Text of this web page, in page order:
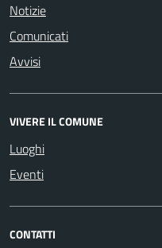
Notizie
Comunicati
Avvisi
VIVERE IL COMUNE
Luoghi
Eventi
CONTATTI